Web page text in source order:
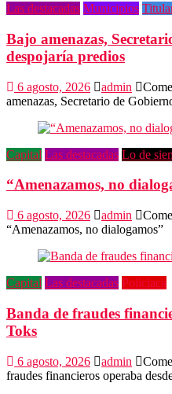
Las destacadas Municipios
Bajo amenazas,
despojaría predios
6 agosto, 2026 admin
amenazas, Secretario de
Capital Las destacadas Lo de
“Amenazamos, no
6 agosto, 2026 admin
“Amenazamos, no dialogamos”
Capital Las destacadas Policiaca
Banda de fraudes
Toks
6 agosto, 2026 admin
fraudes financieros operaba